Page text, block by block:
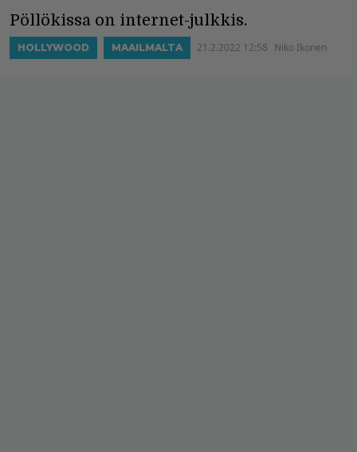
Pöllökissa on internet-julkkis.
HOLLYWOOD MAAILMALTA 21.2.2022 12:58 Niko Ikonen